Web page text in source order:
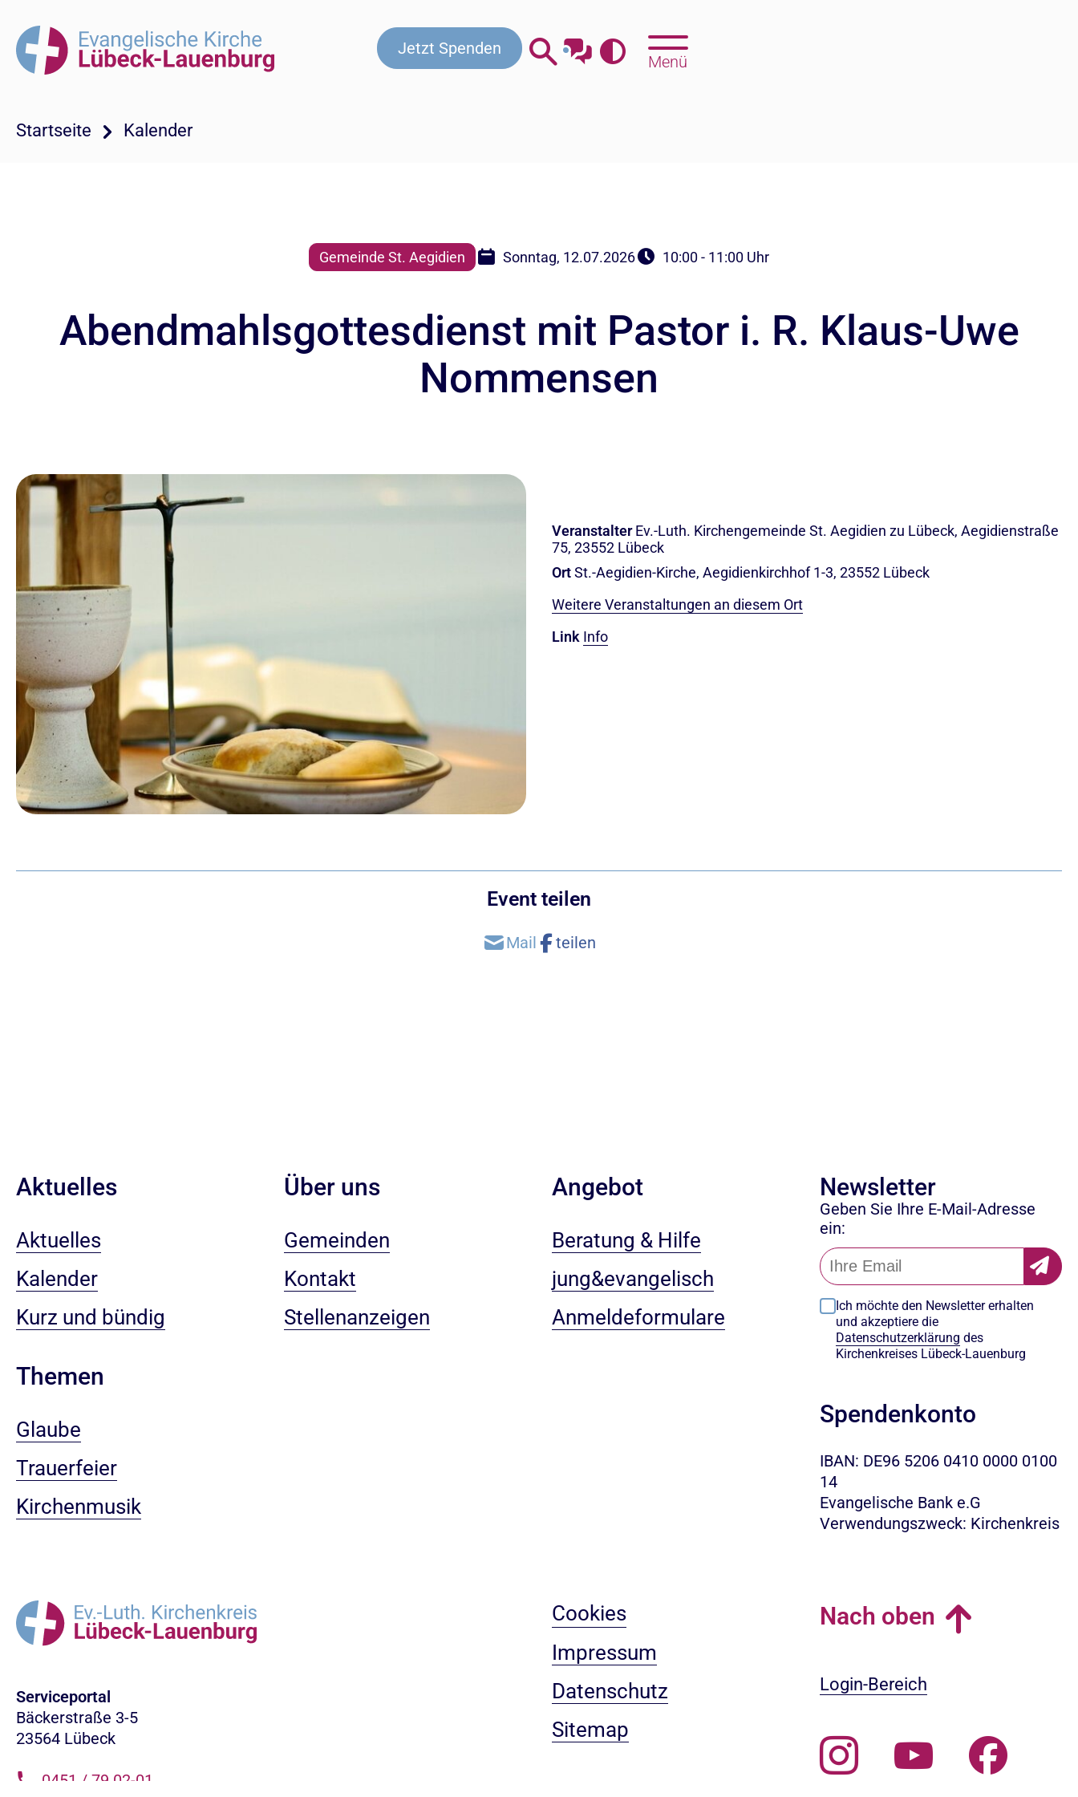
KontaktBeratung & HilfeGottesdienste
Jetzt Spenden
Menü
Startseite Kalender
Gemeinde St. Aegidien Sonntag, 12.07.2026 10:00 - 11:00 Uhr
Abendmahlsgottesdienst mit Pastor i. R. Klaus-Uwe
Nommensen
Veranstalter Ev.-Luth. Kirchengemeinde St. Aegidien zu Lübeck, Aegidienstraße
75, 23552 Lübeck
OrtSt.-Aegidien-Kirche, Aegidienkirchhof 1-3, 23552 Lübeck
Weitere Veranstaltungen an diesem Ort
Link Info
Event teilen
Aktuelles
Aktuelles
Kalender
Kurz und bündig
Themen
Glaube
Trauerfeier
Kirchenmusik
Über uns
Gemeinden
Kontakt
Stellenanzeigen
Angebot
Beratung & Hilfe
jung&evangelisch
Anmeldeformulare
Newsletter
Geben Sie Ihre E-Mail-Adresse
ein:
Ich möchte den Newsletter erhalten
und akzeptiere die
Datenschutzerklärung des
Kirchenkreises Lübeck-Lauenburg
Spendenkonto
IBAN: DE96 5206 0410 0000 0100
14
Evangelische Bank e.G
Verwendungszweck: Kirchenkreis
Serviceportal
Bäckerstraße 3-5
23564 Lübeck
0451 / 79 02-01
Cookies
Impressum
Datenschutz
Sitemap
Nach oben
Login-Bereich